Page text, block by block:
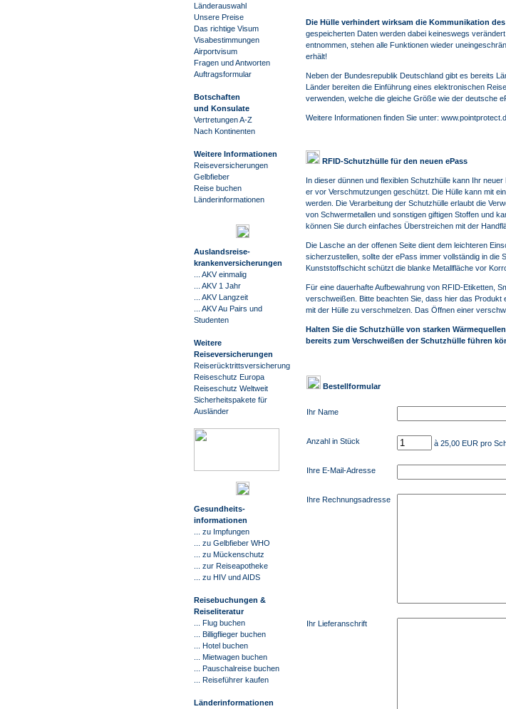
Länderauswahl
Unsere Preise
Das richtige Visum
Visabestimmungen
Airportvisum
Fragen und Antworten
Auftragsformular
Botschaften
und Konsulate
Vertretungen A-Z
Nach Kontinenten
Weitere Informationen
Reiseversicherungen
Gelbfieber
Reise buchen
Länderinformationen
Auslandsreise-
krankenversicherungen
... AKV einmalig
... AKV 1 Jahr
... AKV Langzeit
... AKV Au Pairs und
Studenten
Weitere
Reiseversicherungen
Reiserücktrittsversicherung
Reiseschutz Europa
Reiseschutz Weltweit
Sicherheitspakete für
Ausländer
Gesundheits-
informationen
... zu Impfungen
... zu Gelbfieber WHO
... zu Mückenschutz
... zur Reiseapotheke
... zu HIV und AIDS
Reisebuchungen &
Reiseliteratur
... Flug buchen
... Billigflieger buchen
Hotel buchen
... Mietwagen buchen
... Pauschalreise buchen
Reiseführer kaufen
Länderinformationen
Die Hülle verhindert wirksam die Kommunikation
gespeicherten Daten werden dabei keineswegs
entnommen, stehen alle Funktionen wieder
erhält!
Neben der Bundesrepublik Deutschland gibt es bereits
Länder bereiten die Einführung eines elektronischen
verwenden, welche die gleiche Größe wie der deutsche
Weitere Informationen finden Sie unter:
RFID-Schutzhülle für den neuen ePass
In dieser dünnen und flexiblen Schutzhülle kann Ihr
er vor Verschmutzungen geschützt. Die Hülle kann mit
werden. Die Verarbeitung der Schutzhülle erlaubt die
von Schwermetallen und sonstigen giftigen Stoffen und
können Sie durch einfaches Überstreichen mit der
Die Lasche an der offenen Seite dient dem leichteren
sicherzustellen, sollte der ePass immer vollständig in die
Kunststoffschicht schützt die blanke Metallfläche vor
Für eine dauerhafte Aufbewahrung von RFID-Etiketten,
verschweißen. Bitte beachten Sie, dass hier das
mit der Hülle zu verschmelzen. Das Öffnen einer
Halten Sie die Schutzhülle von starken
bereits zum Verschweißen der Schutzhülle führen
Bestellformular
Ihr Name
Anzahl in Stück à 25,00 EUR pro
Ihre E-Mail-Adresse
Ihre Rechnungsadresse
Ihr Lieferanschrift